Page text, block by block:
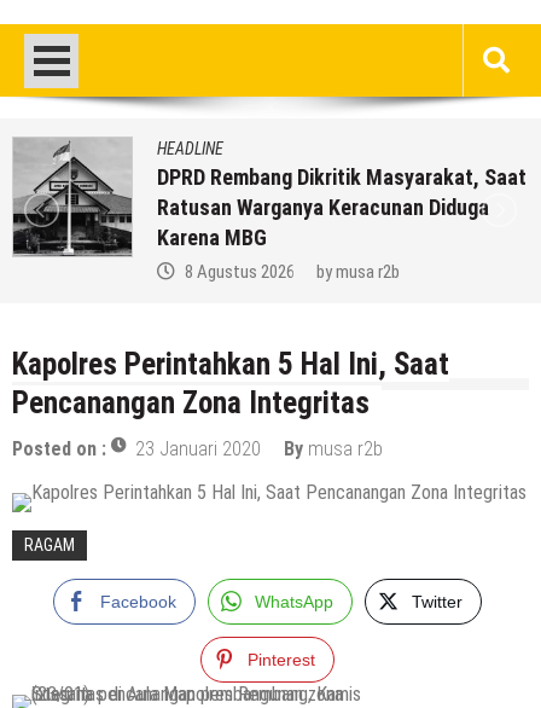
HEADLINE
DPRD Rembang Dikritik Masyarakat, Saat
Ratusan Warganya Keracunan Diduga
Karena MBG
8 Agustus 2026 bymusa r2b
Kapolres Perintahkan 5 Hal Ini, Saat
Pencanangan Zona Integritas
Posted on : 23 Januari 2020 By musa r2b
RAGAM
Facebook WhatsApp Twitter
Pinterest